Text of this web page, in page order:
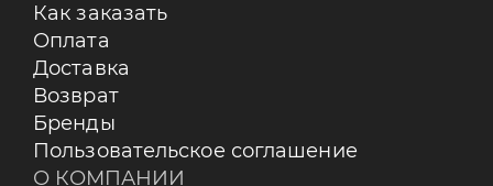
Как заказать
Оплата
Доставка
Возврат
Бренды
Пользовательское соглашение
О КОМПАНИИ